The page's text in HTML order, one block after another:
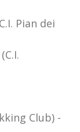
Pian dei
Club) -